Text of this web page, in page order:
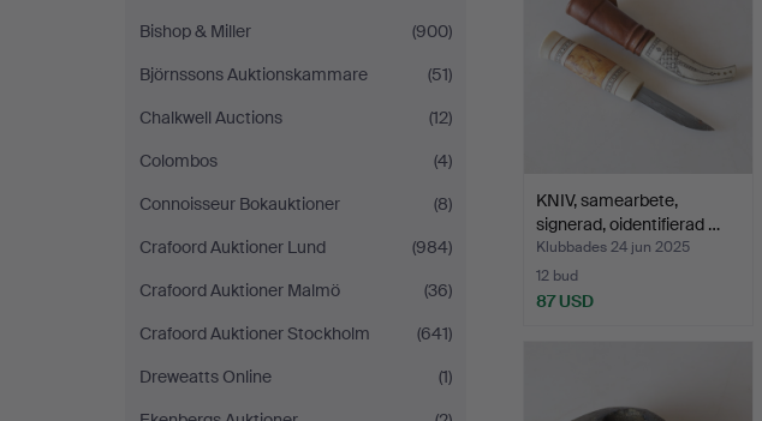
Bishop & Miller
(900)
Björnssons Auktionskammare
(51)
Chalkwell Auctions
(12)
Colombos
(4)
Connoisseur Bokauktioner
(8)
Crafoord Auktioner Lund
(984)
Crafoord Auktioner Malmö
(36)
Crafoord Auktioner Stockholm
(641)
Dreweatts Online
(1)
KNIV, samearbete,
signerad, oidentifierad …
Klubbades 24 jun 2025
12 bud
87 USD